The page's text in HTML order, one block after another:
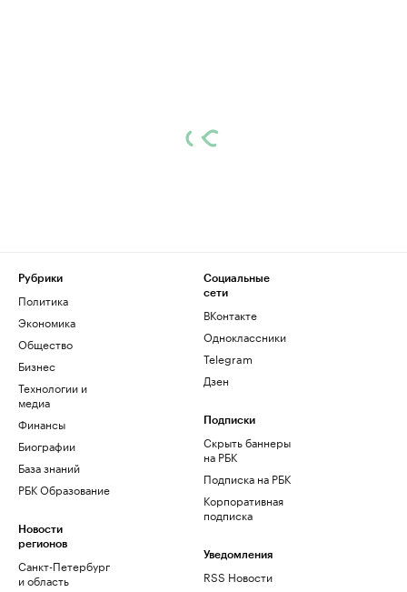
Рубрики
Политика
Экономика
Общество
Бизнес
Технологии и
медиа
Финансы
Биографии
База знаний
РБК Образование
Новости
регионов
Санкт-Петербург
и область
Социальные
сети
ВКонтакте
Одноклассники
Telegram
Дзен
Подписки
Скрыть баннеры
на РБК
Подписка на РБК
Корпоративная
подписка
Уведомления
RSS Новости